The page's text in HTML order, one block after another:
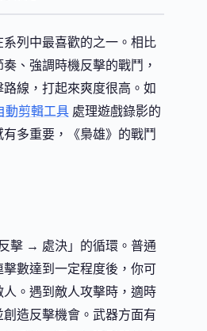
系列中最喜歡的之一。相比
、強調時機反擊的戰鬥，
路線，打起來爽度很高。如
動剪輯工具 處理遊戲錄影的
多重要，《梟雄》的戰鬥
擊 → 處決」的循環。普通
數達到一定程度後，你可
。遇到敵人攻擊時，適時
造反擊機會。武器方面有